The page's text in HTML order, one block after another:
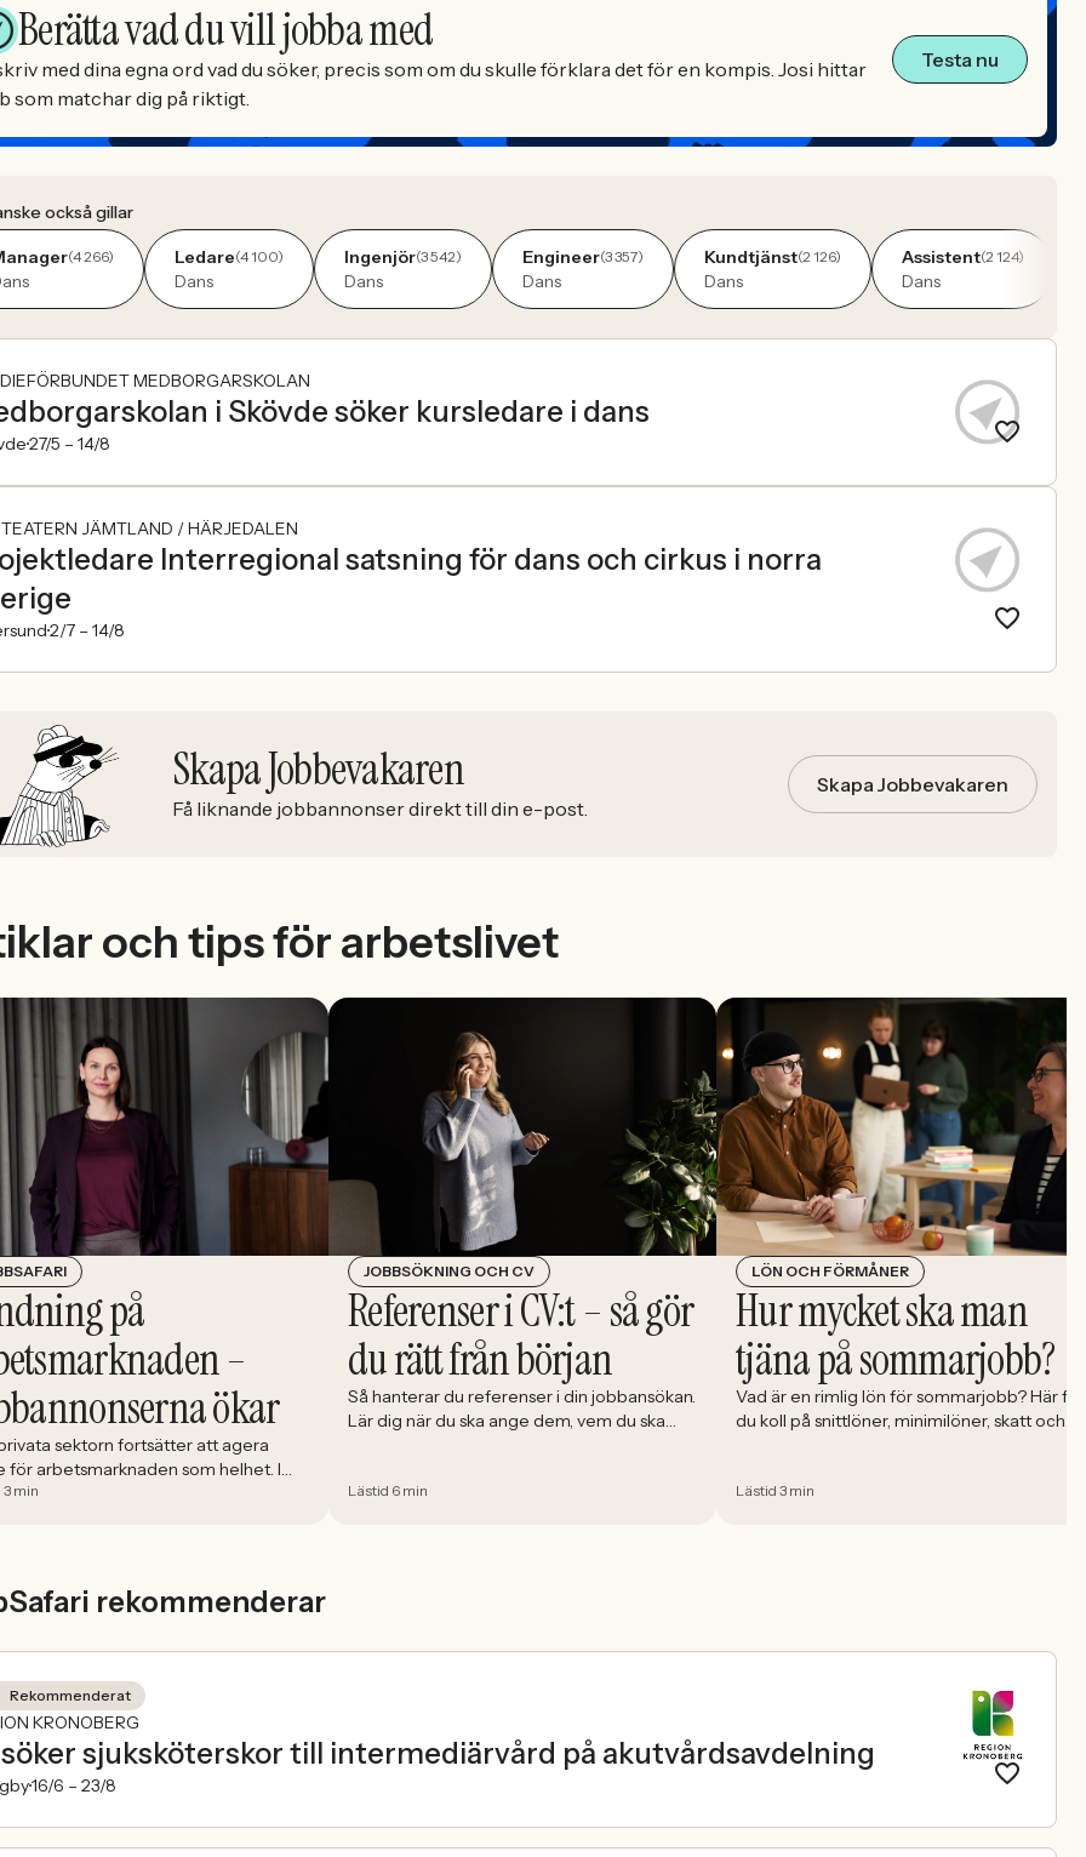
Berätta vad du vill jobba med
med dina egna ord vad du söker, precis som om du skulle förklara det för en kompis. Josi hittar
som matchar dig på riktigt.
Testa nu
också gillar
(4 266) Ledare(4 100)
Dans
Ingenjör(3 542)
Dans
Engineer(3 357)
Dans
Kundtjänst(2 126)
Dans
Assistent(2 124)
Dans
MEDBORGARSKOLAN
i Skövde söker kursledare i dans
27/5 – 14/8
JÄMTLAND / HÄRJEDALEN
Interregional satsning för dans och cirkus i norra
2/7 – 14/8
Skapa Jobbevakaren
Få liknande jobbannonser direkt till din e-post.
Skapa Jobbevakaren
och tips för arbetslivet
på
–
ökar
sektorn fortsätter att agera
för arbetsmarknaden som helhet. I
antalet jobbannonser i
min
JOBBSÖKNING OCH CV
Referenser i CV:t – så gör
du rätt från början
Så hanterar du referenser i din jobbansökan.
Lär dig när du ska ange dem, vem du ska
Lästid 6 min
LÖN OCH FÖRMÅNER
Hur mycket ska man
tjäna på sommarjobb?
Vad är en rimlig lön för sommarjobb? Här får
du koll på snittlöner, minimilöner, skatt och
Lästid 3 min
rekommenderar
Rekommenderat
KRONOBERG
sjuksköterskor till intermediärvård på akutvårdsavdelning
16/6 – 23/8